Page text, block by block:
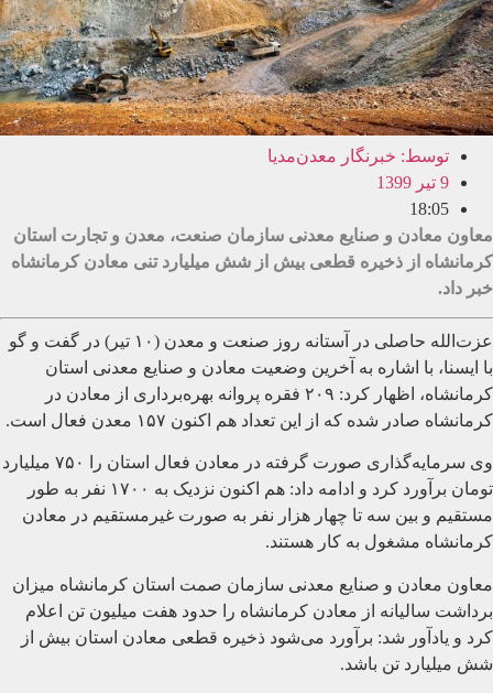
توسط: خبرنگار معدن‌مدیا
9 تیر 1399
18:05
معاون معادن و صنایع معدنی سازمان صنعت، معدن و تجارت استان
کرمانشاه از ذخیره قطعی بیش از شش میلیارد تنی معادن کرمانشاه
خبر داد.
عزت‌الله حاصلی در آستانه روز صنعت و معدن (۱۰ تیر) در گفت و گو
با ایسنا، با اشاره به آخرین وضعیت معادن و صنایع معدنی استان
کرمانشاه، اظهار کرد: ۲۰۹ فقره پروانه بهره‌برداری از معادن در
کرمانشاه صادر شده که از این تعداد هم اکنون ۱۵۷ معدن فعال است.
وی سرمایه‌گذاری صورت گرفته در معادن فعال استان را ۷۵۰ میلیارد
تومان برآورد کرد و ادامه داد: هم اکنون نزدیک به ۱۷۰۰ نفر به طور
مستقیم و بین سه تا چهار هزار نفر به صورت غیرمستقیم در معادن
کرمانشاه مشغول به کار هستند.
معاون معادن و صنایع معدنی سازمان صمت استان کرمانشاه میزان
برداشت سالیانه از معادن کرمانشاه را حدود هفت میلیون تن اعلام
کرد و یادآور شد: برآورد می‌شود ذخیره قطعی معادن استان بیش از
شش میلیارد تن باشد.